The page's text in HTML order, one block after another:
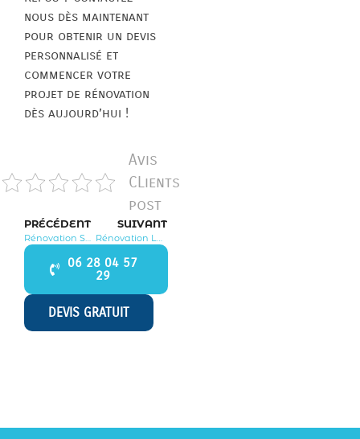
nous dès maintenant
pour obtenir un devis
personnalisé et
commencer votre
projet de rénovation
dès aujourd’hui !
Avis
CLients
post
PRÉCÉDENT
Rénovation Saint Méry 77720
SUIVANT
Rénovation La Chapelle Gauthier 77720
06 28 04 57
29
DEVIS GRATUIT